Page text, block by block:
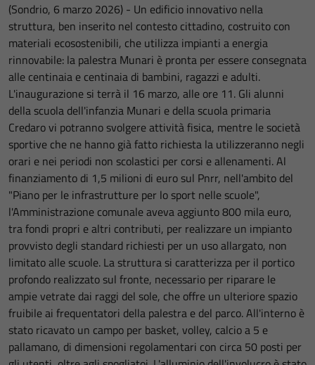
(Sondrio, 6 marzo 2026) - Un edificio innovativo nella
struttura, ben inserito nel contesto cittadino, costruito con
materiali ecosostenibili, che utilizza impianti a energia
rinnovabile: la palestra Munari è pronta per essere consegnata
alle centinaia e centinaia di bambini, ragazzi e adulti.
L'inaugurazione si terrà il 16 marzo, alle ore 11. Gli alunni
della scuola dell'infanzia Munari e della scuola primaria
Credaro vi potranno svolgere attività fisica, mentre le società
sportive che ne hanno già fatto richiesta la utilizzeranno negli
orari e nei periodi non scolastici per corsi e allenamenti. Al
finanziamento di 1,5 milioni di euro sul Pnrr, nell'ambito del
"Piano per le infrastrutture per lo sport nelle scuole",
l'Amministrazione comunale aveva aggiunto 800 mila euro,
tra fondi propri e altri contributi, per realizzare un impianto
provvisto degli standard richiesti per un uso allargato, non
limitato alle scuole. La struttura si caratterizza per il portico
profondo realizzato sul fronte, necessario per riparare le
ampie vetrate dai raggi del sole, che offre un ulteriore spazio
fruibile ai frequentatori della palestra e del parco. All'interno è
stato ricavato un campo per basket, volley, calcio a 5 e
pallamano, di dimensioni regolamentari con circa 50 posti per